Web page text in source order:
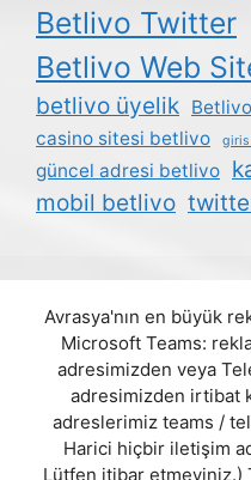
Betlivo Twitter
Betlivo Web
betlivo üyelik
casino sitesi betlivo
güncel adresi betlivo
mobil betlivo
Avrasya'nın en büyük
Microsoft Teams:
adresimizden veya
adresimizden irtibat
adreslerimiz teams /
Harici hiçbir iletişim
Lütfen itibar etmeyiniz.)